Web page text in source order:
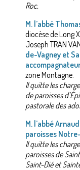
Roc.
M. l’abbé
diocèse de Long
Joseph TRAN
de-Vagney et
zone Montagne.
Il quitte les
de paroisses
pastorale des
M. l’abbé
paroisses
Il quitte les
paroisses de
Saint-Dié et